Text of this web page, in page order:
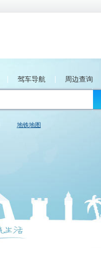
驾车导航 周边查询
地铁地图